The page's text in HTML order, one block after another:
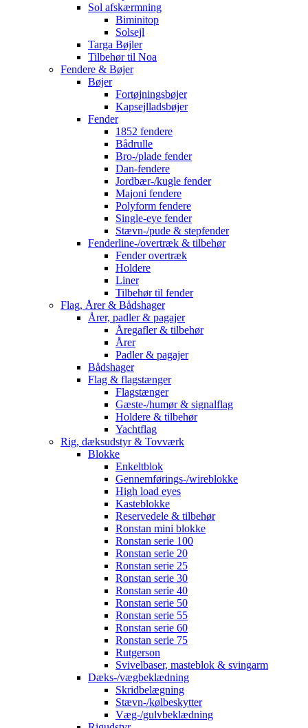
Sol afskærmning
Biminitop
Solsejl
Targa Bøjler
Tilbehør til Noa
Fendere & Bøjer
Bøjer
Fortøjningsbøjer
Kapsejlladsbøjer
Fender
1852 fendere
Bådrulle
Bro-/plade fender
Dan-fendere
Jordbær-/kugle fender
Majoni fendere
Polyform fendere
Single-eye fender
Stævn-/pude & stepfender
Fenderline-/overtræk & tilbehør
Fender overtræk
Holdere
Liner
Tilbehør til fender
Flag, Årer & Bådshager
Årer, padler & pagajer
Åregafler & tilbehør
Årer
Padler & pagajer
Bådshager
Flag & flagstænger
Flagstænger
Gæste-/humør & signalflag
Holdere & tilbehør
Yachtflag
Rig, dæksudstyr & Tovværk
Blokke
Enkeltblok
Gennemførings-/wireblokke
High load eyes
Kasteblokke
Reservedele & tilbehør
Ronstan mini blokke
Ronstan serie 100
Ronstan serie 20
Ronstan serie 25
Ronstan serie 30
Ronstan serie 40
Ronstan serie 50
Ronstan serie 55
Ronstan serie 60
Ronstan serie 75
Rutgerson
Svivelbaser, masteblok & svingarm
Dæks-/vægbeklædning
Skridbelægning
Stævn-/kølbeskytter
Væg-/gulvbeklædning